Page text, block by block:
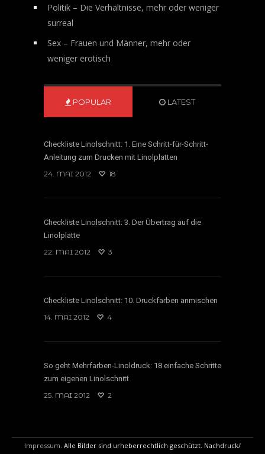
Politik – Die Verhältnisse, mehr oder weniger
surreal
Sex – Frauen und Männer, mehr oder
weniger erotisch
POPULAR LATEST
Checkliste Linolschnitt: 1. Eine Schritt-für-Schritt-
Anleitung zum Drucken mit Linolplatten
24. MAI 2012
18
Checkliste Linolschnitt: 3. Der Übertrag auf die
Linolplatte
22. MAI 2012
3
Checkliste Linolschnitt: 10. Druckfarben anmischen
14. MAI 2012
4
So geht Mehrfarben-Linoldruck: 18 einfache Schritte
zum eigenen Linolschnitt
25. MAI 2012
2
Impressum . Alle Bilder sind urheberrechtlich geschützt. Nachdruck/